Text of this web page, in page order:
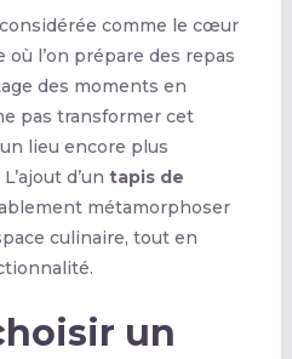
comme le cœur
où l’on prépare des repas
des moments en
pas transformer cet
lieu encore plus
d’un tapis de
métamorphoser
culinaire, tout en
un